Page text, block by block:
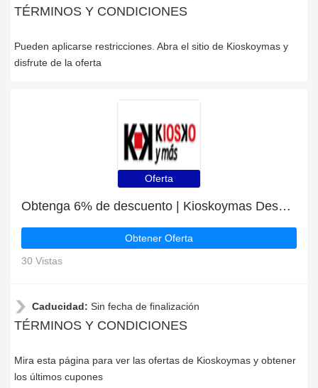
TÉRMINOS Y CONDICIONES
Pueden aplicarse restricciones. Abra el sitio de Kioskoymas y
disfrute de la oferta
Oferta
Obtenga 6% de descuento | Kioskoymas Descuentos para estudiantes
Obtener Oferta
30 Vistas
Caducidad: Sin fecha de finalización
TÉRMINOS Y CONDICIONES
Mira esta página para ver las ofertas de Kioskoymas y obtener
los últimos cupones